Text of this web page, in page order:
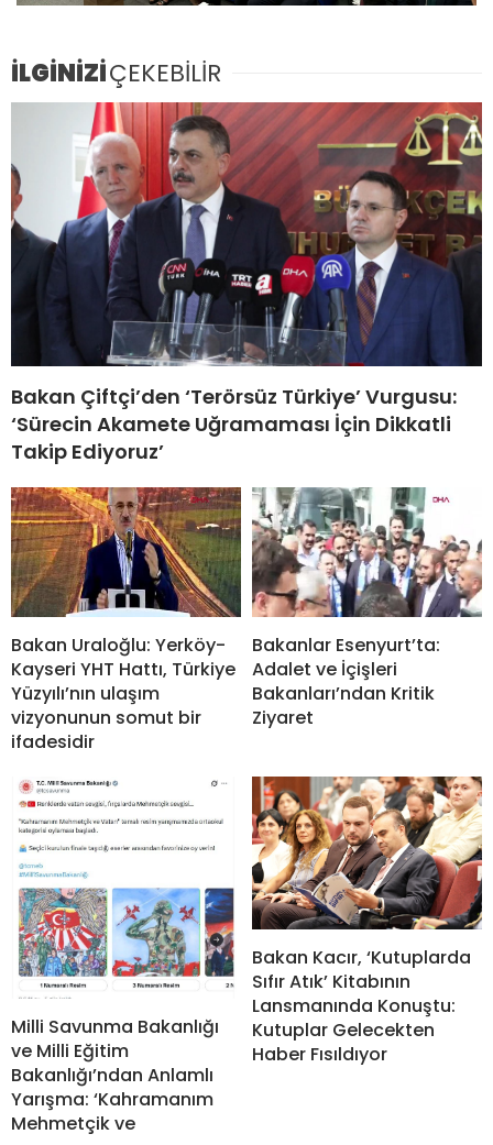
İLGİNİZİÇEKEBİLİR
Bakan Çiftçi’den ‘Terörsüz Türkiye’ Vurgusu:
‘Sürecin Akamete Uğramaması İçin Dikkatli
Takip Ediyoruz’
Bakan Uraloğlu: Yerköy-
Kayseri YHT Hattı, Türkiye
Yüzyılı’nın ulaşım
vizyonunun somut bir
ifadesidir
Bakanlar Esenyurt’ta:
Adalet ve İçişleri
Bakanları’ndan Kritik
Ziyaret
Milli Savunma Bakanlığı
ve Milli Eğitim
Bakanlığı’ndan Anlamlı
Yarışma: ‘Kahramanım
Mehmetçik ve
Bakan Kacır, ‘Kutuplarda
Sıfır Atık’ Kitabının
Lansmanında Konuştu:
Kutuplar Gelecekten
Haber Fısıldıyor